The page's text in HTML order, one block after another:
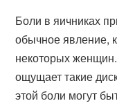
Боли в яичниках
обычное явление,
некоторых
ощущает такие
этой боли могут